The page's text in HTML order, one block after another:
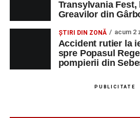
Technology Srl
MASINI-UNELTE
CU COMANDA
NUMERICA
Transylvania Fest,
Greavilor din
ȘTIRI DIN ZONĂ acum 2
Accident rutier la
spre Popasul
pompierii din
PUBLICITATE